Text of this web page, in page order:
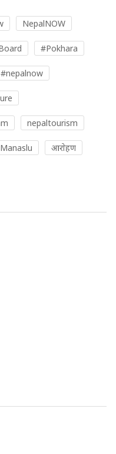
NepalNOW
#Pokhara
#nepalnow
nepaltourism
Manaslu आराेहण